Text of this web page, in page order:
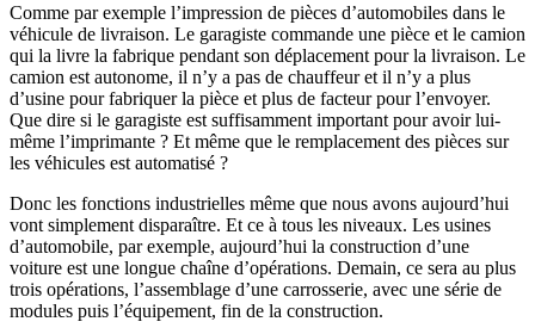
Comme par exemple l’impression de pièces d’automobiles dans le
véhicule de livraison. Le garagiste commande une pièce et le camion
qui la livre la fabrique pendant son déplacement pour la livraison. Le
camion est autonome, il n’y a pas de chauffeur et il n’y a plus
d’usine pour fabriquer la pièce et plus de facteur pour l’envoyer.
Que dire si le garagiste est suffisamment important pour avoir lui-
même l’imprimante ? Et même que le remplacement des pièces sur
les véhicules est automatisé ?
Donc les fonctions industrielles même que nous avons aujourd’hui
vont simplement disparaître. Et ce à tous les niveaux. Les usines
d’automobile, par exemple, aujourd’hui la construction d’une
voiture est une longue chaîne d’opérations. Demain, ce sera au plus
trois opérations, l’assemblage d’une carrosserie, avec une série de
modules puis l’équipement, fin de la construction.